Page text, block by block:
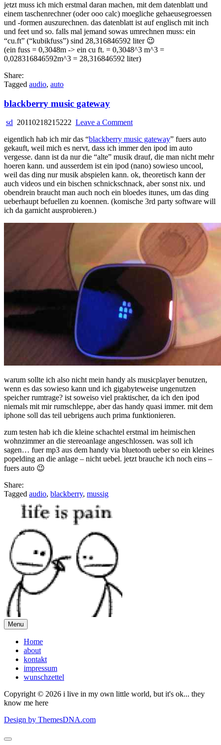
jetzt muss ich mich erstmal daran machen, mit dem datenblatt und
einem taschenrechner (oder ooo calc) moegliche gehaeusegroessen
und -formen auszurechnen. das datenblatt ist auf englisch mit inch
und feet und so. falls mal jemand sowas umrechnen muss: ein
“cu.ft” (“kubikfuss”) sind 28,316846592 liter 😉
(ein fuss = 0,3048m -> ein cu ft. = 0,3048^3 m^3 =
0,028316846592m^3 = 28,316846592 liter)
Share:
Tagged audio, auto
blackberry music gateway
sd 20110218215222 Leave a Commenton
music
gateway
eigentlich hab ich mir das “blackberry music gateway” fuers auto
gekauft, weil mich es nervt, dass ich immer den ipod im auto
vergesse. dann ist da nur die “alte” musik drauf, die man nicht mehr
hoeren kann. und ausserdem ist ein ipod (nano) sowieso uncool,
weil das ding nur musik abspielen kann. ok, theoretisch kann der
auch videos und ein bischen schnickschnack, aber sonst nix. und
obendrein braucht man auch noch ein bloedes itunes, um das ding
ueberhaupt befuellen zu koennen. (komische 3rd party software will
ich da garnicht ausprobieren.)
warum sollte ich also nicht mein handy als musicplayer benutzen,
wenn es das sowieso kann und ich gigabyteweise ungenutzen
speicher rumtrage? ist soweiso viel praktischer, da ich den ipod
niemals mit mir rumschleppe, aber das handy quasi immer. mit dem
iphone soll das teil uebrigens auch prima funktionieren.
zum testen hab ich die kleine schachtel erstmal im heimischen
wohnzimmer an die stereoanlage angeschlossen. was soll ich
sagen… fuer mp3 aus dem handy via bluetooth ueber so ein kleines
popelding an die anlage – nicht uebel. jetzt brauche ich noch eins –
fuers auto 😉
Share:
Tagged audio, blackberry, mussig
Menu
Home
about
kontakt
impressum
wunschzettel
Copyright © 2026 i live in my own little world, but it's ok... they
know me here
Design by ThemesDNA.com
Scroll